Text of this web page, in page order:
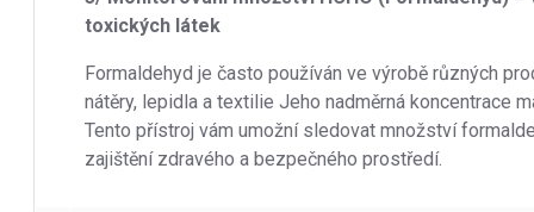
toxických látek
Formaldehyd je často používán ve výrobě různých
nátěry, lepidla a textilie Jeho nadměrná koncentrace
Tento přístroj vám umožní sledovat množství
zajištění zdravého a bezpečného prostředí.